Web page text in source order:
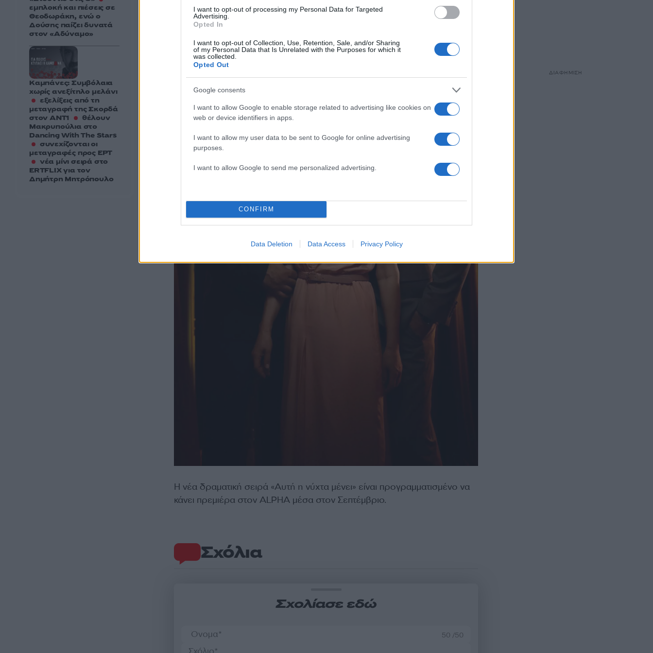
I want to opt-out of processing my Personal Data for Targeted
Advertising.
Opted In
I want to opt-out of Collection, Use, Retention, Sale, and/or Sharing
of my Personal Data that Is Unrelated with the Purposes for which it
was collected.
Opted Out
Google consents
I want to allow Google to enable storage related to advertising like cookies on
web or device identifiers in apps.
I want to allow my user data to be sent to Google for online advertising
purposes.
I want to allow Google to send me personalized advertising.
CONFIRM
Data Deletion Data Access Privacy Policy
Η νέα δραματική σειρά «Αυτή η νύχτα μένει» είναι προγραμματισμένο να
κάνει πρεμιέρα στον ALPHA μέσα στον Σεπτέμβριο.
Σχόλια
Σχολίασε εδώ
50 /50
εμπλοκή και πιέσεις σε
Θεοδωράκη, ενώ ο
Δούσης παίζει δυνατά
στον «Αδύναμο»
Καμπάνες: Συμβόλαια
χωρίς ανεξίτηλο μελάνι
εξελίξεις από τη
μεταγραφή της Σκορδά
στον ΑΝΤ1
θέλουν
Μακρυπούλια στο
Dancing With The Stars
συνεχίζονται οι
μεταγραφές προς ΕΡΤ
νέα μίνι σειρά στο
ERTFLIX για τον
Δημήτρη Μητρόπουλο
ΔΙΑΦΗΜΙΣΗ